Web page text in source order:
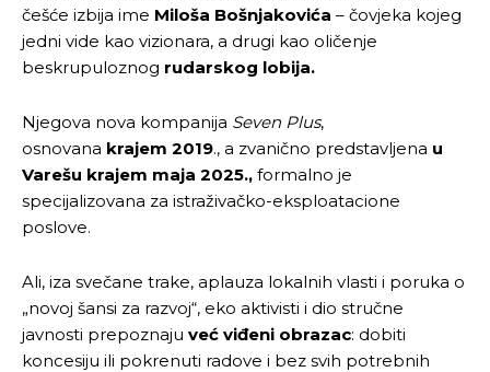
češće izbija ime Miloša Bošnjakovića – čovjeka kojeg
jedni vide kao vizionara, a drugi kao oličenje
beskrupuloznog rudarskog lobija.
Njegova nova kompanija Seven Plus,
osnovana krajem 2019., a zvanično predstavljena u
Varešu krajem maja 2025., formalno je
specijalizovana za istraživačko-eksploatacione
poslove.
Ali, iza svečane trake, aplauza lokalnih vlasti i poruka o
„novoj šansi za razvoj“, eko aktivisti i dio stručne
javnosti prepoznaju već viđeni obrazac: dobiti
koncesiju ili pokrenuti radove i bez svih potrebnih